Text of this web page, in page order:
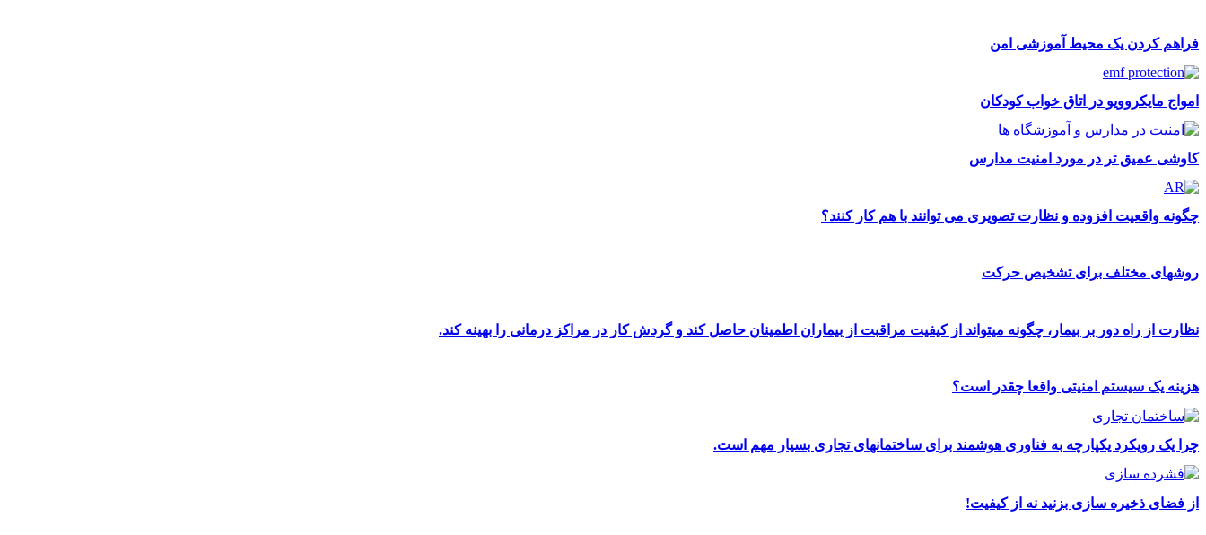
فراهم کردن یک محیط آموزشی امن
امواج مایکروویو در اتاق خواب کودکان
کاوشی عمیق تر در مورد امنیت مدارس
چگونه واقعیت افزوده و نظارت تصویری می توانند با هم کار کنند؟
روشهای مختلف برای تشخیص حرکت
نظارت از راه دور بر بیمار، چگونه میتواند از کیفیت مراقبت از بیماران اطمینان حاصل کند و گردش کار در مراکز درمانی را بهینه کند.
هزینه یک سیستم امنیتی واقعا چقدر است؟
چرا یک رویکرد یکپارچه به فناوری هوشمند برای ساختمانهای تجاری بسیار مهم است.
از فضای ذخیره سازی بزنید نه از کیفیت!